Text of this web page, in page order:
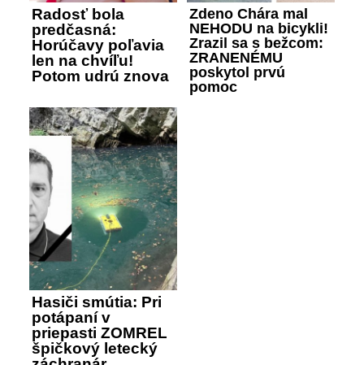
Radosť bola
predčasná:
Horúčavy poľavia
len na chvíľu!
Potom udrú znova
Zdeno Chára mal
NEHODU na bicykli!
Zrazil sa s bežcom:
ZRANENÉMU
poskytol prvú
pomoc
Hasiči smútia: Pri
potápaní v
priepasti ZOMREL
špičkový letecký